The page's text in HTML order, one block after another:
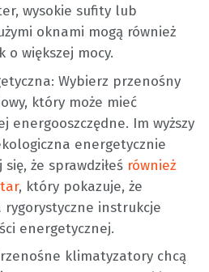
wysokie sufity lub
oknami mogą również
o większej mocy.
Wybierz przenośny
który może mieć
energooszczędne. Im wyższy
energetycznie
że sprawdziłeś również
, który pokazuje, że
rygorystyczne instrukcje
energetycznej.
klimatyzatory chcą